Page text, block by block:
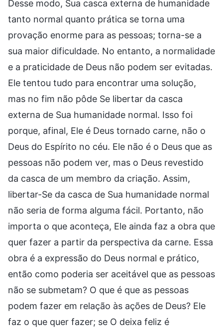
Desse modo, Sua casca externa de humanidade
tanto normal quanto prática se torna uma
provação enorme para as pessoas; torna-se a
sua maior dificuldade. No entanto, a normalidade
e a praticidade de Deus não podem ser evitadas.
Ele tentou tudo para encontrar uma solução,
mas no fim não pôde Se libertar da casca
externa de Sua humanidade normal. Isso foi
porque, afinal, Ele é Deus tornado carne, não o
Deus do Espírito no céu. Ele não é o Deus que as
pessoas não podem ver, mas o Deus revestido
da casca de um membro da criação. Assim,
libertar-Se da casca de Sua humanidade normal
não seria de forma alguma fácil. Portanto, não
importa o que aconteça, Ele ainda faz a obra que
quer fazer a partir da perspectiva da carne. Essa
obra é a expressão do Deus normal e prático,
então como poderia ser aceitável que as pessoas
não se submetam? O que é que as pessoas
podem fazer em relação às ações de Deus? Ele
faz o que quer fazer; se O deixa feliz é